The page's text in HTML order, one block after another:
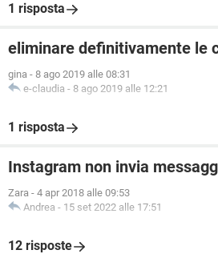
1 risposta
eliminare definitivamente le
gina - 8 ago 2019 alle 08:31
e-claudia - 8 ago 2019 alle 12:21
1 risposta
Instagram non invia
Zara - 4 apr 2018 alle 09:53
Andrea - 15 set 2022 alle 17:51
12 risposte